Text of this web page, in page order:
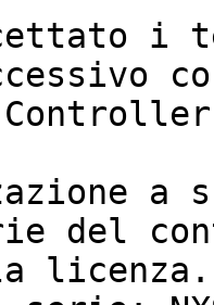
a
del
licenza.